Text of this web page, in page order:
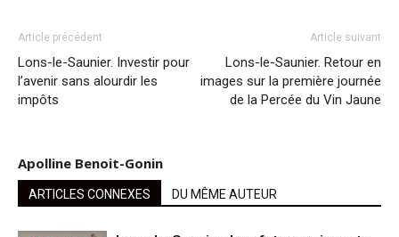
Article précédent
Lons-le-Saunier. Investir pour
l’avenir sans alourdir les
impôts
Article suivant
Lons-le-Saunier. Retour en
images sur la première journée
de la Percée du Vin Jaune
Apolline Benoit-Gonin
ARTICLES CONNEXES DU MÊME AUTEUR